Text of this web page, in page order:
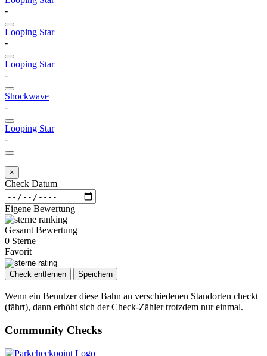
-
Looping Star
-
Looping Star
-
Shockwave
-
Looping Star
-
×
Check Datum
Eigene Bewertung
Gesamt Bewertung
0 Sterne
Favorit
Check entfernen Speichern
Wenn ein Benutzer diese Bahn an verschiedenen Standorten checkt
(fährt), dann erhöht sich der Check-Zähler trotzdem nur einmal.
Community Checks